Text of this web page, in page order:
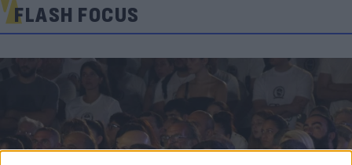
FLASH FOCUS